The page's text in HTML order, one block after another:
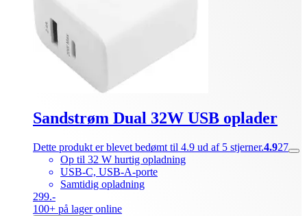
Sandstrøm Dual 32W USB oplader
Dette produkt er blevet bedømt til 4.9 ud af 5 stjerner.4.927
Op til 32 W hurtig opladning
USB-C, USB-A-porte
Samtidig opladning
299.-
100+ på lager online